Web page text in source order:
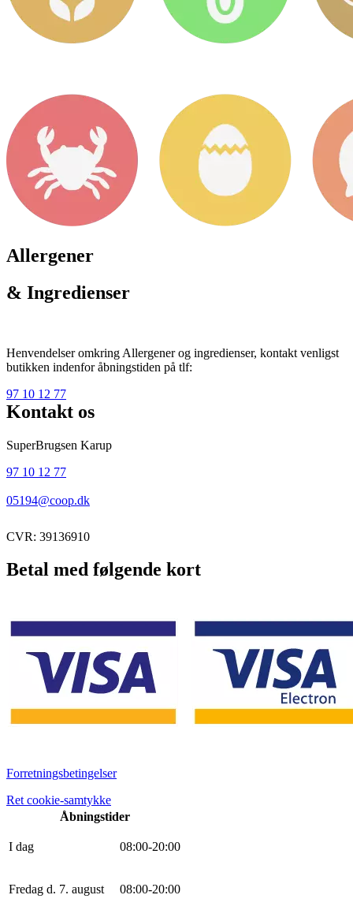
Allergener
& Ingredienser
Henvendelser omkring Allergener og ingredienser, kontakt venligst
butikken indenfor åbningstiden på tlf:
97 10 12 77
Kontakt os
SuperBrugsen Karup
97 10 12 77
05194@coop.dk
CVR: 39136910
Betal med følgende kort
Forretningsbetingelser
Ret cookie-samtykke
Åbningstider
I dag 08:00-20:00
Fredag d. 7. august 08:00-20:00